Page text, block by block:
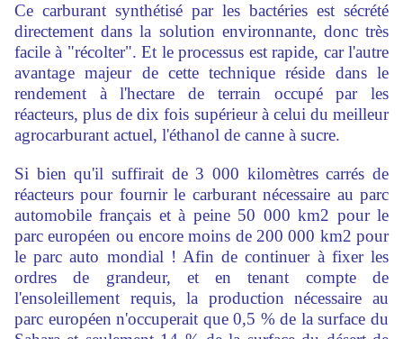
Ce carburant synthétisé par les bactéries est sécrété
directement dans la solution environnante, donc très
facile à "récolter". Et le processus est rapide, car l'autre
avantage majeur de cette technique réside dans le
rendement à l'hectare de terrain occupé par les
réacteurs, plus de dix fois supérieur à celui du meilleur
agrocarburant actuel, l'éthanol de canne à sucre.
Si bien qu'il suffirait de 3 000 kilomètres carrés de
réacteurs pour fournir le carburant nécessaire au parc
automobile français et à peine 50 000 km2 pour le
parc européen ou encore moins de 200 000 km2 pour
le parc auto mondial ! Afin de continuer à fixer les
ordres de grandeur, et en tenant compte de
l'ensoleillement requis, la production nécessaire au
parc européen n'occuperait que 0,5 % de la surface du